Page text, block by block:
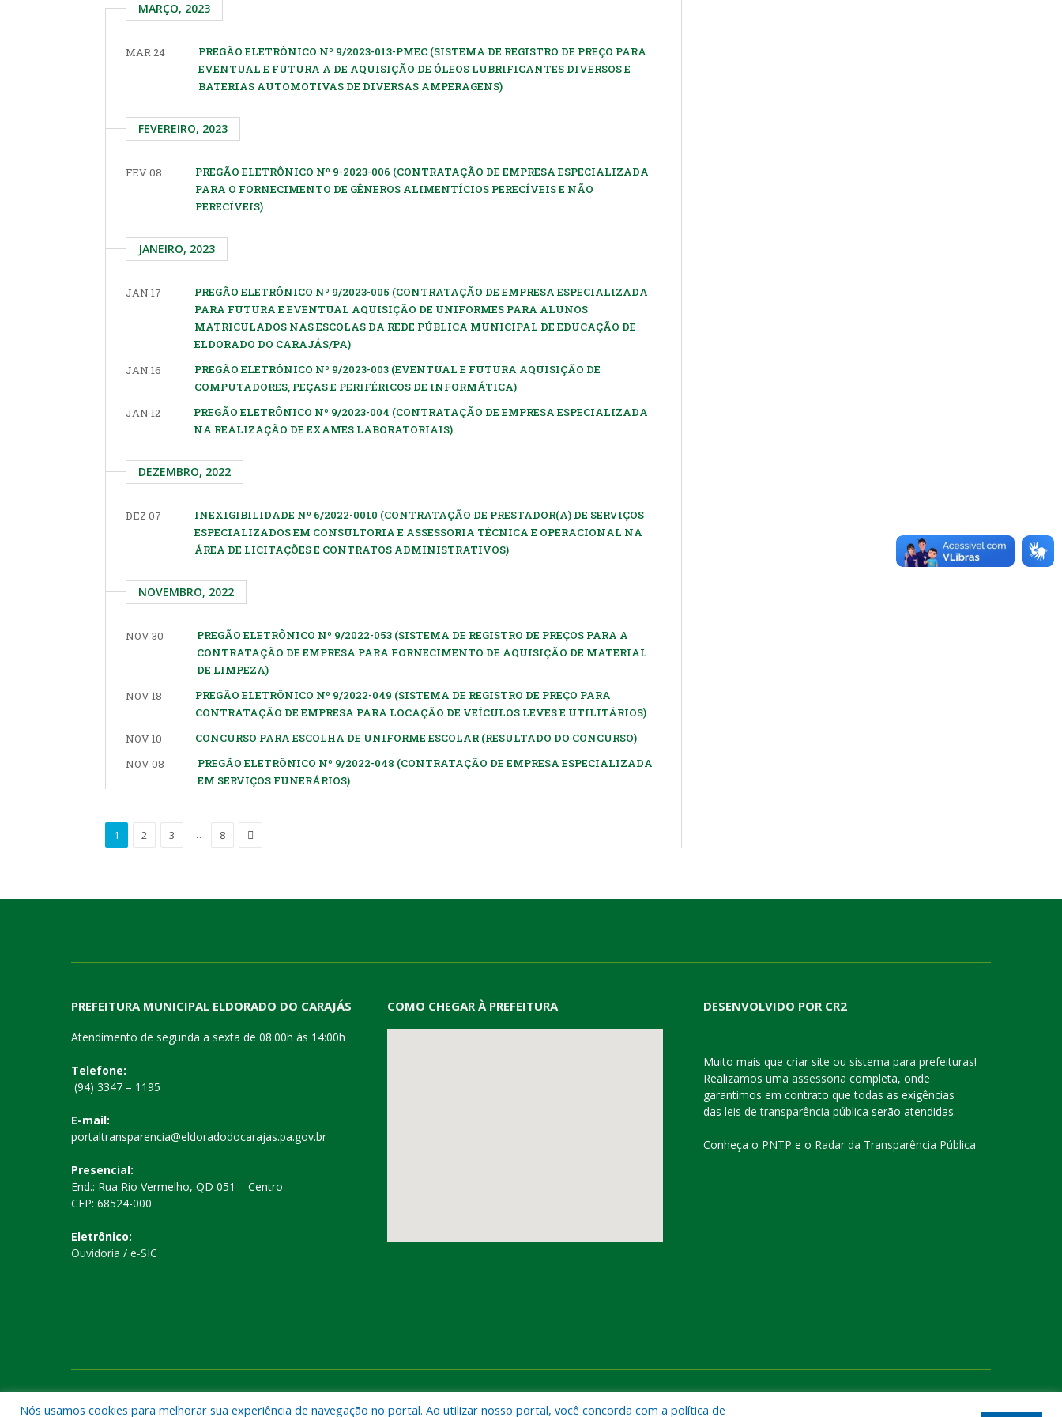
MARÇO, 2023
MAR 24
PREGÃO ELETRÔNICO Nº 9/2023-013-PMEC (SISTEMA DE REGISTRO DE PREÇO PARA
EVENTUAL E FUTURA A DE AQUISIÇÃO DE ÓLEOS LUBRIFICANTES DIVERSOS E
BATERIAS AUTOMOTIVAS DE DIVERSAS AMPERAGENS)
FEVEREIRO, 2023
FEV 08
PREGÃO ELETRÔNICO Nº 9-2023-006 (CONTRATAÇÃO DE EMPRESA ESPECIALIZADA
PARA O FORNECIMENTO DE GÊNEROS ALIMENTÍCIOS PERECÍVEIS E NÃO
PERECÍVEIS)
JANEIRO, 2023
JAN 17
PREGÃO ELETRÔNICO Nº 9/2023-005 (CONTRATAÇÃO DE EMPRESA ESPECIALIZADA
PARA FUTURA E EVENTUAL AQUISIÇÃO DE UNIFORMES PARA ALUNOS
MATRICULADOS NAS ESCOLAS DA REDE PÚBLICA MUNICIPAL DE EDUCAÇÃO DE
ELDORADO DO CARAJÁS/PA)
JAN 16
PREGÃO ELETRÔNICO Nº 9/2023-003 (EVENTUAL E FUTURA AQUISIÇÃO DE
COMPUTADORES, PEÇAS E PERIFÉRICOS DE INFORMÁTICA)
JAN 12
PREGÃO ELETRÔNICO Nº 9/2023-004 (CONTRATAÇÃO DE EMPRESA ESPECIALIZADA
NA REALIZAÇÃO DE EXAMES LABORATORIAIS)
DEZEMBRO, 2022
DEZ 07
INEXIGIBILIDADE Nº 6/2022-0010 (CONTRATAÇÃO DE PRESTADOR(A) DE SERVIÇOS
ESPECIALIZADOS EM CONSULTORIA E ASSESSORIA TÉCNICA E OPERACIONAL NA
ÁREA DE LICITAÇÕES E CONTRATOS ADMINISTRATIVOS)
NOVEMBRO, 2022
NOV 30
PREGÃO ELETRÔNICO Nº 9/2022-053 (SISTEMA DE REGISTRO DE PREÇOS PARA A
CONTRATAÇÃO DE EMPRESA PARA FORNECIMENTO DE AQUISIÇÃO DE MATERIAL
DE LIMPEZA)
NOV 18
PREGÃO ELETRÔNICO Nº 9/2022-049 (SISTEMA DE REGISTRO DE PREÇO PARA
CONTRATAÇÃO DE EMPRESA PARA LOCAÇÃO DE VEÍCULOS LEVES E UTILITÁRIOS)
NOV 10
CONCURSO PARA ESCOLHA DE UNIFORME ESCOLAR (RESULTADO DO CONCURSO)
NOV 08
PREGÃO ELETRÔNICO Nº 9/2022-048 (CONTRATAÇÃO DE EMPRESA ESPECIALIZADA
EM SERVIÇOS FUNERÁRIOS)
1 2 3 … 8 Proximo
PREFEITURA MUNICIPAL ELDORADO DO CARAJÁS
Atendimento de segunda a sexta de 08:00h às 14:00h
Telefone:
(94) 3347 – 1195
E-mail:
portaltransparencia@eldoradodocarajas.pa.gov.br
Presencial:
End.: Rua Rio Vermelho, QD 051 – Centro
CEP: 68524-000
Eletrônico:
Ouvidoria / e-SIC
COMO CHEGAR À PREFEITURA DESENVOLVIDO POR CR2
Muito mais que criar site ou sistema para prefeituras!
Realizamos uma assessoria completa, onde
garantimos em contrato que todas as exigências
das leis de transparência pública serão atendidas.
Conheça o PNTP e o Radar da Transparência Pública
Nós usamos cookies para melhorar sua experiência de navegação no portal. Ao utilizar nosso portal, você concorda com a política de